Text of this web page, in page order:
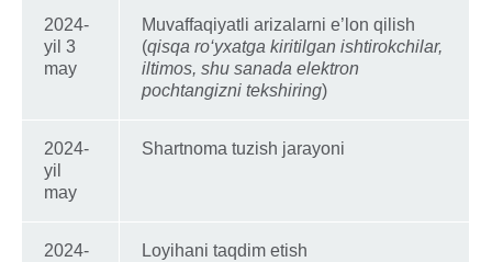
2024-
yil 3
may
Muvaffaqiyatli arizalarni e’lon qilish
(qisqa ro‘yxatga kiritilgan ishtirokchilar,
iltimos, shu sanada elektron
pochtangizni tekshiring)
2024-
yil
may
Shartnoma tuzish jarayoni
2024-
Loyihani taqdim etish